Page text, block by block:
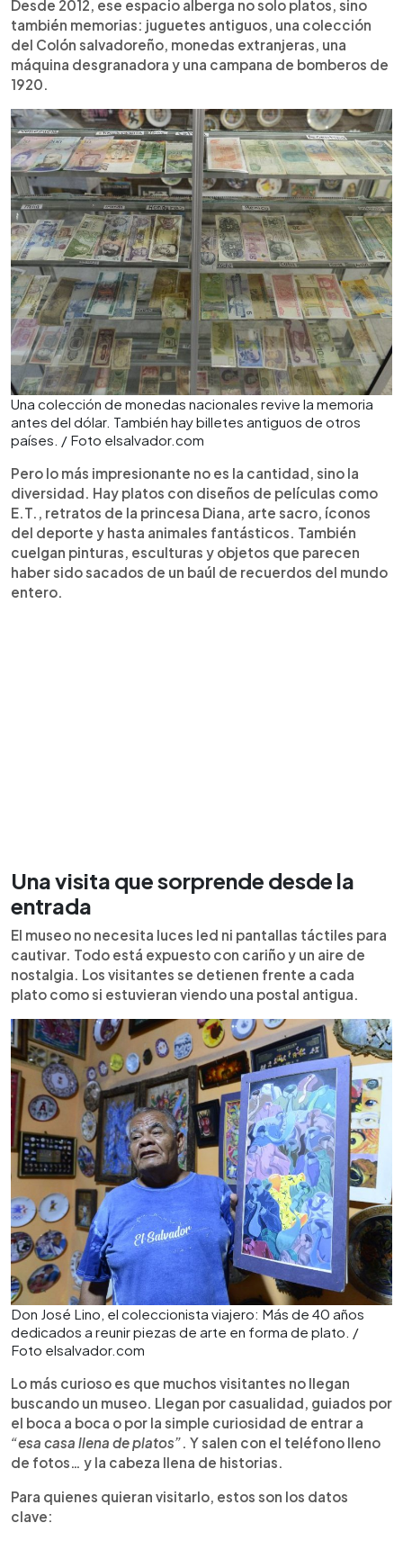
Desde 2012, ese espacio alberga no solo platos, sino
también memorias: juguetes antiguos, una colección
del Colón salvadoreño, monedas extranjeras, una
máquina desgranadora y una campana de bomberos de
1920.
Una colección de monedas nacionales revive la memoria
antes del dólar. También hay billetes antiguos de otros
países. / Foto elsalvador.com
Pero lo más impresionante no es la cantidad, sino la
diversidad. Hay platos con diseños de películas como
E.T., retratos de la princesa Diana, arte sacro, íconos
del deporte y hasta animales fantásticos. También
cuelgan pinturas, esculturas y objetos que parecen
haber sido sacados de un baúl de recuerdos del mundo
entero.
Una visita que sorprende desde la
entrada
El museo no necesita luces led ni pantallas táctiles para
cautivar. Todo está expuesto con cariño y un aire de
nostalgia. Los visitantes se detienen frente a cada
plato como si estuvieran viendo una postal antigua.
Don José Lino, el coleccionista viajero: Más de 40 años
dedicados a reunir piezas de arte en forma de plato. /
Foto elsalvador.com
Lo más curioso es que muchos visitantes no llegan
buscando un museo. Llegan por casualidad, guiados por
el boca a boca o por la simple curiosidad de entrar a
“esa casa llena de platos”. Y salen con el teléfono lleno
de fotos… y la cabeza llena de historias.
Para quienes quieran visitarlo, estos son los datos
clave: